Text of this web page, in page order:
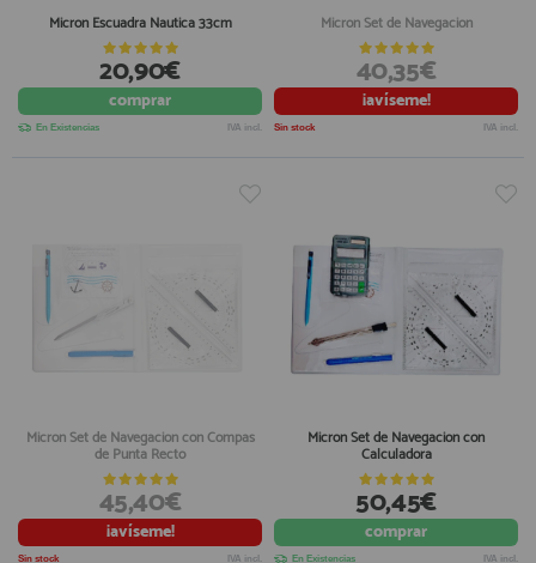
Micron Escuadra Nautica 33cm
20,90€
comprar
En Existencias IVA incl.
Micron Set de Navegacion
40,35€
¡avíseme!
Sin stock IVA incl.
Micron Set de Navegacion con Compas
de Punta Recto
45,40€
¡avíseme!
Sin stock IVA incl.
Micron Set de Navegacion con
Calculadora
50,45€
comprar
En Existencias IVA incl.